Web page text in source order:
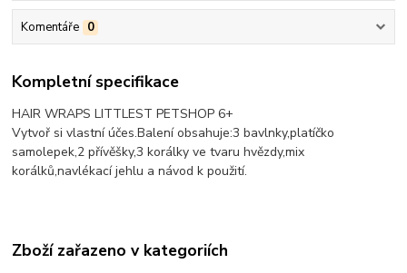
Komentáře 0
Kompletní specifikace
HAIR WRAPS LITTLEST PETSHOP 6+
Vytvoř si vlastní účes.Balení obsahuje:3 bavlnky,platíčko
samolepek,2 přívěšky,3 korálky ve tvaru hvězdy,mix
korálků,navlékací jehlu a návod k použití.
Zboží zařazeno v kategoriích